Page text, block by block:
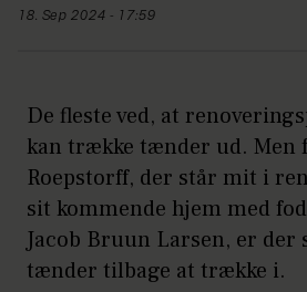
18. Sep 2024 - 17:59
De fleste ved, at
kan trække tænder ud. Men
Roepstorff, der står mit i
sit kommende hjem med
Jacob Bruun Larsen, er der
tænder tilbage at trække i.